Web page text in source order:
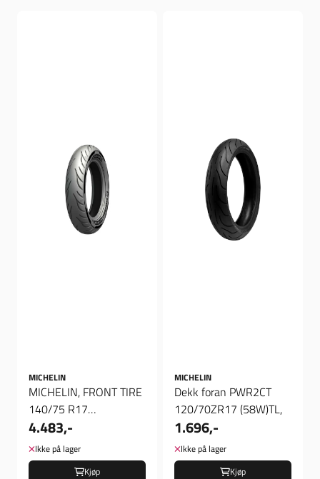
MICHELIN
MICHELIN, FRONT TIRE
140/75 R17
COMMANDER III
CRUISER TL 67V, Dekk
...
4.483,-
Ikke på lager
Kjøp
MICHELIN
Dekk foran PWR2CT
120/70ZR17 (58W)TL,
1.696,-
Ikke på lager
Kjøp